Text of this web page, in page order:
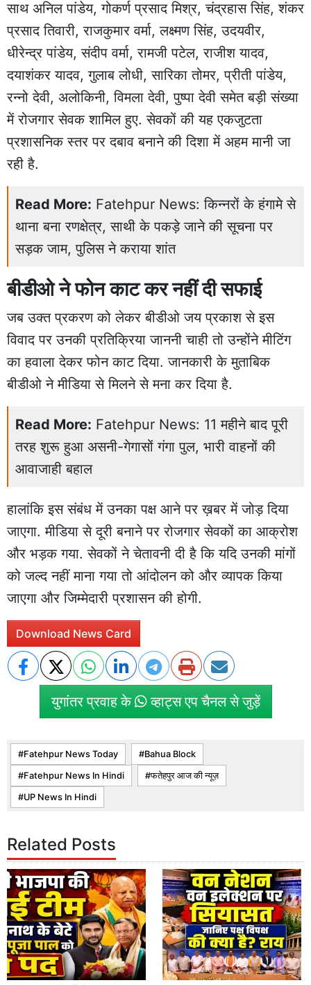
साथ अनिल पांडेय, गोकर्ण प्रसाद मिश्र, चंद्रहास सिंह, शंकर
प्रसाद तिवारी, राजकुमार वर्मा, लक्ष्मण सिंह, उदयवीर,
धीरेन्द्र पांडेय, संदीप वर्मा, रामजी पटेल, राजीश यादव,
दयाशंकर यादव, गुलाब लोधी, सारिका तोमर, प्रीती पांडेय,
रन्नो देवी, अलोकिनी, विमला देवी, पुष्पा देवी समेत बड़ी संख्या
में रोजगार सेवक शामिल हुए. सेवकों की यह एकजुटता
प्रशासनिक स्तर पर दबाव बनाने की दिशा में अहम मानी जा
रही है.
Read More: Fatehpur News: किन्नरों के हंगामे से
थाना बना रणक्षेत्र, साथी के पकड़े जाने की सूचना पर
सड़क जाम, पुलिस ने कराया शांत
बीडीओ ने फोन काट कर नहीं दी सफाई
जब उक्त प्रकरण को लेकर बीडीओ जय प्रकाश से इस
विवाद पर उनकी प्रतिक्रिया जाननी चाही तो उन्होंने मीटिंग
का हवाला देकर फोन काट दिया. जानकारी के मुताबिक
बीडीओ ने मीडिया से मिलने से मना कर दिया है.
Read More: Fatehpur News: 11 महीने बाद पूरी
तरह शुरू हुआ असनी-गेगासों गंगा पुल, भारी वाहनों की
आवाजाही बहाल
हालांकि इस संबंध में उनका पक्ष आने पर ख़बर में जोड़ दिया
जाएगा. मीडिया से दूरी बनाने पर रोजगार सेवकों का आक्रोश
और भड़क गया. सेवकों ने चेतावनी दी है कि यदि उनकी मांगों
को जल्द नहीं माना गया तो आंदोलन को और व्यापक किया
जाएगा और जिम्मेदारी प्रशासन की होगी.
Download News Card
युगांतर प्रवाह के व्हाट्स एप चैनल से जुड़ें
Fatehpur News Today Bahua Block
Fatehpur News In Hindi फतेहपुर आज की न्यूज़
UP News In Hindi
Related Posts